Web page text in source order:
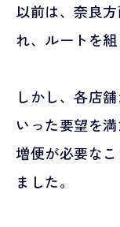
以前は、奈良
れ、ルートを組
しかし、各店
いった要望を
増便が必要な
ました。